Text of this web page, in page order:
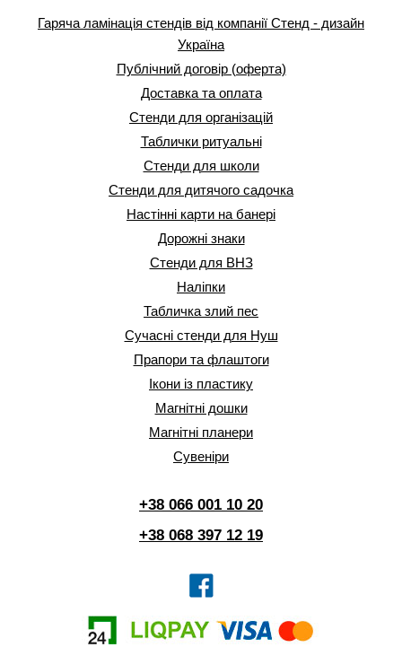
Гаряча ламінація стендів від компанії Стенд - дизайн
Україна
Публічний договір (оферта)
Доставка та оплата
Стенди для організацій
Таблички ритуальні
Стенди для школи
Стенди для дитячого садочка
Настінні карти на банері
Дорожні знаки
Стенди для ВНЗ
Наліпки
Табличка злий пес
Сучасні стенди для Нуш
Прапори та флаштоги
Ікони із пластику
Магнітні дошки
Магнітні планери
Сувеніри
+38 066 001 10 20
+38 068 397 12 19